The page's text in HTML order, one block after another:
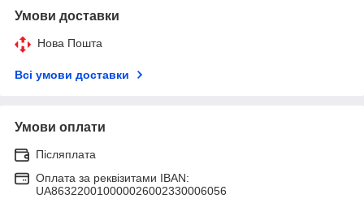
Умови доставки
Нова Пошта
Всі умови доставки
Умови оплати
Післяплата
Оплата за реквізитами IBAN:
UA863220010000026002330006056